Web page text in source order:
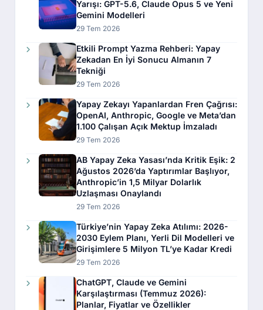
Yarışı: GPT-5.6, Claude Opus 5 ve Yeni
Gemini Modelleri
29 Tem 2026
Etkili Prompt Yazma Rehberi: Yapay
Zekadan En İyi Sonucu Almanın 7
Tekniği
29 Tem 2026
Yapay Zekayı Yapanlardan Fren Çağrısı:
OpenAI, Anthropic, Google ve Meta’dan
1.100 Çalışan Açık Mektup İmzaladı
29 Tem 2026
AB Yapay Zeka Yasası’nda Kritik Eşik: 2
Ağustos 2026’da Yaptırımlar Başlıyor,
Anthropic’in 1,5 Milyar Dolarlık
Uzlaşması Onaylandı
29 Tem 2026
Türkiye’nin Yapay Zeka Atılımı: 2026-
2030 Eylem Planı, Yerli Dil Modelleri ve
Girişimlere 5 Milyon TL’ye Kadar Kredi
29 Tem 2026
ChatGPT, Claude ve Gemini
Karşılaştırması (Temmuz 2026):
Planlar, Fiyatlar ve Özellikler